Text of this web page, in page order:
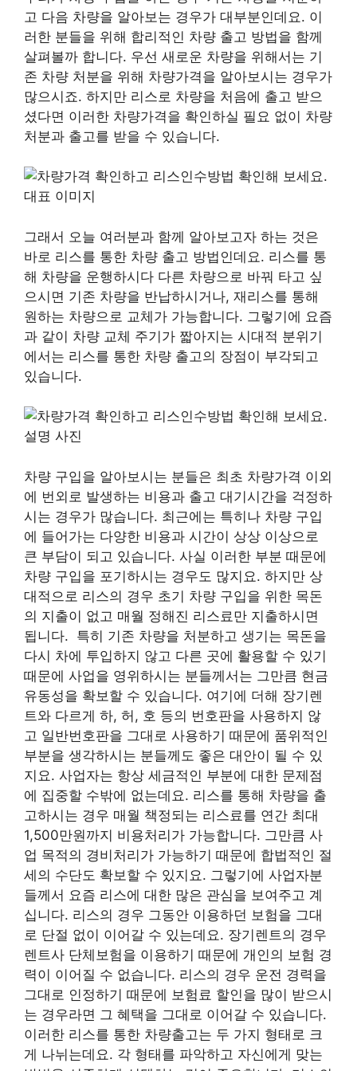
고 다음 차량을 알아보는 경우가 대부분인데요. 이
러한 분들을 위해 합리적인 차량 출고 방법을 함께
살펴볼까 합니다. 우선 새로운 차량을 위해서는 기
존 차량 처분을 위해 차량가격을 알아보시는 경우가
많으시죠. 하지만 리스로 차량을 처음에 출고 받으
셨다면 이러한 차량가격을 확인하실 필요 없이 차량
처분과 출고를 받을 수 있습니다.
그래서 오늘 여러분과 함께 알아보고자 하는 것은
바로 리스를 통한 차량 출고 방법인데요. 리스를 통
해 차량을 운행하시다 다른 차량으로 바꿔 타고 싶
으시면 기존 차량을 반납하시거나, 재리스를 통해
원하는 차량으로 교체가 가능합니다. 그렇기에 요즘
과 같이 차량 교체 주기가 짧아지는 시대적 분위기
에서는 리스를 통한 차량 출고의 장점이 부각되고
있습니다.
차량 구입을 알아보시는 분들은 최초 차량가격 이외
에 번외로 발생하는 비용과 출고 대기시간을 걱정하
시는 경우가 많습니다. 최근에는 특히나 차량 구입
에 들어가는 다양한 비용과 시간이 상상 이상으로
큰 부담이 되고 있습니다. 사실 이러한 부분 때문에
차량 구입을 포기하시는 경우도 많지요. 하지만 상
대적으로 리스의 경우 초기 차량 구입을 위한 목돈
의 지출이 없고 매월 정해진 리스료만 지출하시면
됩니다. 특히 기존 차량을 처분하고 생기는 목돈을
다시 차에 투입하지 않고 다른 곳에 활용할 수 있기
때문에 사업을 영위하시는 분들께서는 그만큼 현금
유동성을 확보할 수 있습니다. 여기에 더해 장기렌
트와 다르게 하, 허, 호 등의 번호판을 사용하지 않
고 일반번호판을 그대로 사용하기 때문에 품위적인
부분을 생각하시는 분들께도 좋은 대안이 될 수 있
지요. 사업자는 항상 세금적인 부분에 대한 문제점
에 집중할 수밖에 없는데요. 리스를 통해 차량을 출
고하시는 경우 매월 책정되는 리스료를 연간 최대
1,500만원까지 비용처리가 가능합니다. 그만큼 사
업 목적의 경비처리가 가능하기 때문에 합법적인 절
세의 수단도 확보할 수 있지요. 그렇기에 사업자분
들께서 요즘 리스에 대한 많은 관심을 보여주고 계
십니다. 리스의 경우 그동안 이용하던 보험을 그대
로 단절 없이 이어갈 수 있는데요. 장기렌트의 경우
렌트사 단체보험을 이용하기 때문에 개인의 보험 경
력이 이어질 수 없습니다. 리스의 경우 운전 경력을
그대로 인정하기 때문에 보험료 할인을 많이 받으시
는 경우라면 그 혜택을 그대로 이어갈 수 있습니다.
이러한 리스를 통한 차량출고는 두 가지 형태로 크
게 나뉘는데요. 각 형태를 파악하고 자신에게 맞는